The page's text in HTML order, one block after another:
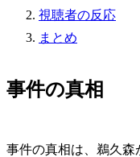
視聴者の反応
まとめ
事件の真相
事件の真相は、鵜久